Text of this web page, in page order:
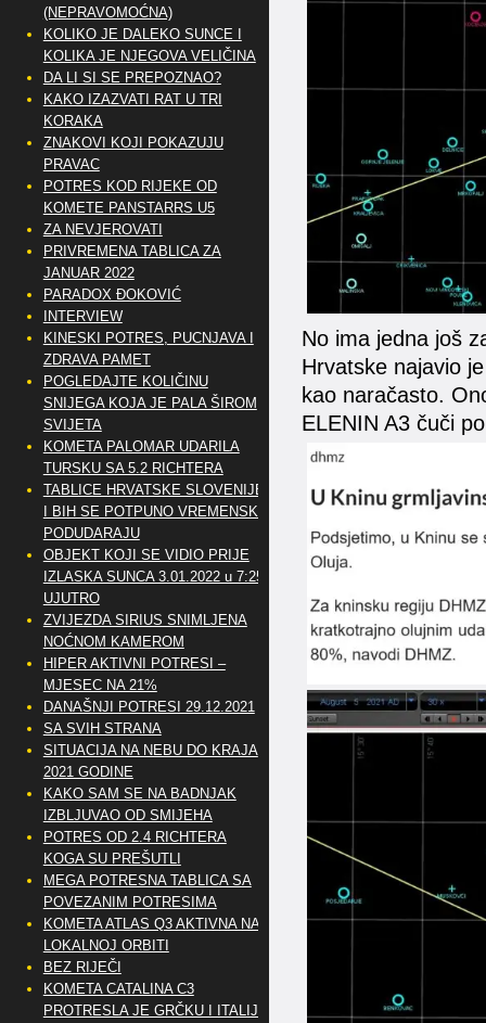
No ima jedna još
Hrvatske najavio
kao naračasto.
ELENIN A3 čuči
(NEPRAVOMOĆNA)
KOLIKO JE DALEKO SUNCE I
KOLIKA JE NJEGOVA VELIČINA
DA LI SI SE PREPOZNAO?
KAKO IZAZVATI RAT U TRI
KORAKA
ZNAKOVI KOJI POKAZUJU
PRAVAC
POTRES KOD RIJEKE OD
KOMETE PANSTARRS U5
ZA NEVJEROVATI
PRIVREMENA TABLICA ZA
JANUAR 2022
PARADOX ĐOKOVIĆ
INTERVIEW
KINESKI POTRES, PUCNJAVA I
ZDRAVA PAMET
POGLEDAJTE KOLIČINU
SNIJEGA KOJA JE PALA ŠIROM
SVIJETA
KOMETA PALOMAR UDARILA
TURSKU SA 5.2 RICHTERA
TABLICE HRVATSKE SLOVENIJE
I BIH SE POTPUNO VREMENSKI
PODUDARAJU
OBJEKT KOJI SE VIDIO PRIJE
IZLASKA SUNCA 3.01.2022 u 7:25
UJUTRO
ZVIJEZDA SIRIUS SNIMLJENA
NOĆNOM KAMEROM
HIPER AKTIVNI POTRESI –
MJESEC NA 21%
DANAŠNJI POTRESI 29.12.2021
SA SVIH STRANA
SITUACIJA NA NEBU DO KRAJA
2021 GODINE
KAKO SAM SE NA BADNJAK
IZBLJUVAO OD SMIJEHA
POTRES OD 2.4 RICHTERA
KOGA SU PREŠUTLI
MEGA POTRESNA TABLICA SA
POVEZANIM POTRESIMA
KOMETA ATLAS Q3 AKTIVNA NA
LOKALNOJ ORBITI
BEZ RIJEČI
KOMETA CATALINA C3
PROTRESLA JE GRČKU I ITALIJU